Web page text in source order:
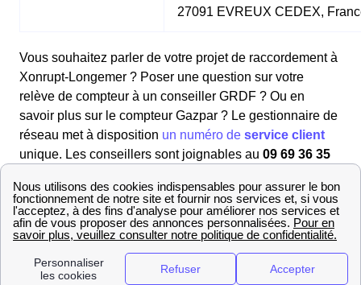
27091 EVREUX CEDEX,
Vous souhaitez parler de votre projet de raccordement à
Xonrupt-Longemer ? Poser une question sur votre
relève de compteur à un conseiller GRDF ? Ou en
savoir plus sur le compteur Gazpar ? Le gestionnaire de
réseau met à disposition un numéro de service client
unique. Les conseillers sont joignables au 09 69 36 35